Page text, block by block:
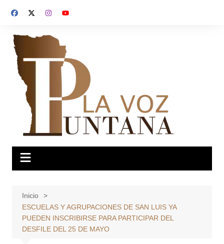
Inicio
ESCUELAS Y AGRUPACIONES DE SAN LUIS YA
PUEDEN INSCRIBIRSE PARA PARTICIPAR DEL
DESFILE DEL 25 DE MAYO